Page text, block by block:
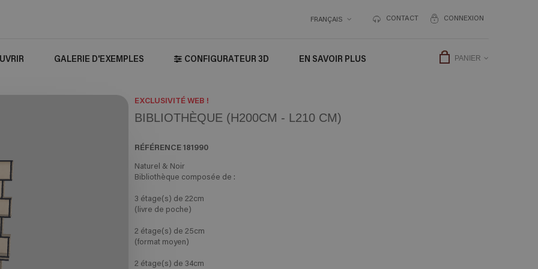
CONNEXION
CONTACT
FRANÇAIS
PANIER
GALERIE D'EXEMPLES CONFIGURATEUR 3D EN SAVOIR PLUS
EXCLUSIVITÉ WEB !
BIBLIOTHÈQUE (H200CM - L210 CM)
RÉFÉRENCE181990
Naturel & Noir
Bibliothèque composée de :
3 étage(s) de 22cm
(livre de poche)
2 étage(s) de 25cm
(format moyen)
2 étage(s) de 34cm